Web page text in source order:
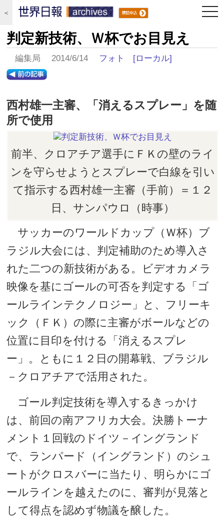
＜
判定新技術、Ｗ杯でお目見え
編集局 2014/6/14 フォト [ローカル]
西村雄一主審、「消えるスプレー」を随
所で使用
前半、クロアチア選手にＦＫの壁のライ
ンを守らせようとスプレーで白線を引い
て指示する西村雄一主審（手前）＝１２
日、サンパウロ（時事）
サッカーのワールドカップ（Ｗ杯）ブ
ラジル大会には、判定補助のため導入さ
れた二つの新技術がある。ビデオカメラ
映像を基にゴールの可否を判定する「ゴ
ールラインテクノロジー」と、フリーキ
ック（ＦＫ）の際に主審がボールなどの
位置に目印を付ける「消えるスプレ
ー」。ともに１２日の開幕戦、ブラジル
－クロアチアで活用された。
ゴール判定技術を導入するきっかけ
は、前回の南アフリカ大会。決勝トーナ
メント１回戦のドイツ－イングランド
で、ランパード（イングランド）のシュ
ートがクロスバーに当たり、明らかにゴ
ールラインを越えたのに、審判が見落と
して得点を認めず物議を醸した。